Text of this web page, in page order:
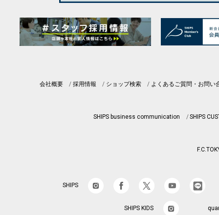
会社概要 採用情報 ショップ検索 よくあるご質問・お問い
SHIPS business communication SHIPS
SHIPS
SHIPS KIDS